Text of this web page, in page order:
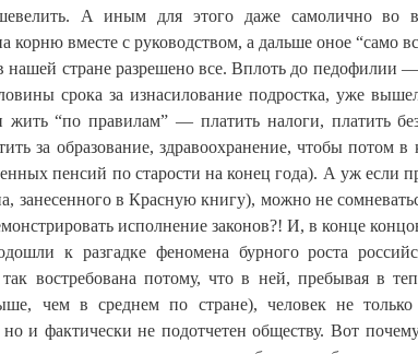
А иным для этого даже самолично во
корню вместе с руководством, а дальше оное “само
стране разрешено все. Вплоть до педофилии
срока за изнасилование подростка, уже
жить “по правилам” — платить налоги, платить
за образование, здравоохранение, чтобы потом
пенсий по старости на конец года). А уж если
занесенного в Красную книгу), можно не
исполнение законов?! И, в конце
к разгадке феномена бурного роста
так востребована потому, что в ней, пребывая в
чем в среднем по стране), человек не
и фактически не подотчетен обществу. Вот